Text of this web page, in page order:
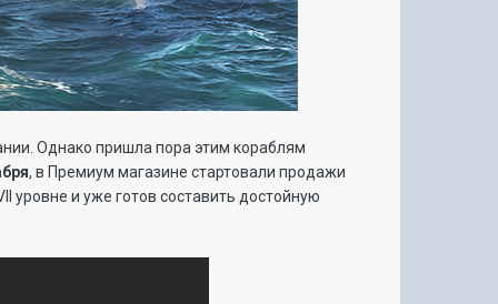
Однако пришла пора этим кораблям
, в Премиум магазине стартовали продажи
уровне и уже готов составить достойную